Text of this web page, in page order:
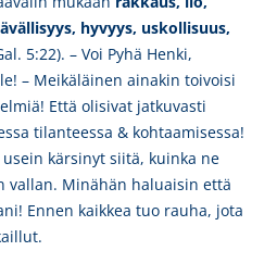
hyvyys, uskollisuus,
5:22). – Voi Pyhä Henki,
– Meikäläinen ainakin toivoisi
Että olisivat jatkuvasti
tilanteessa & kohtaamisessa!
kärsinyt siitä, kuinka ne
vallan. Minähän haluaisin että
Ennen kaikkea tuo rauha, jota